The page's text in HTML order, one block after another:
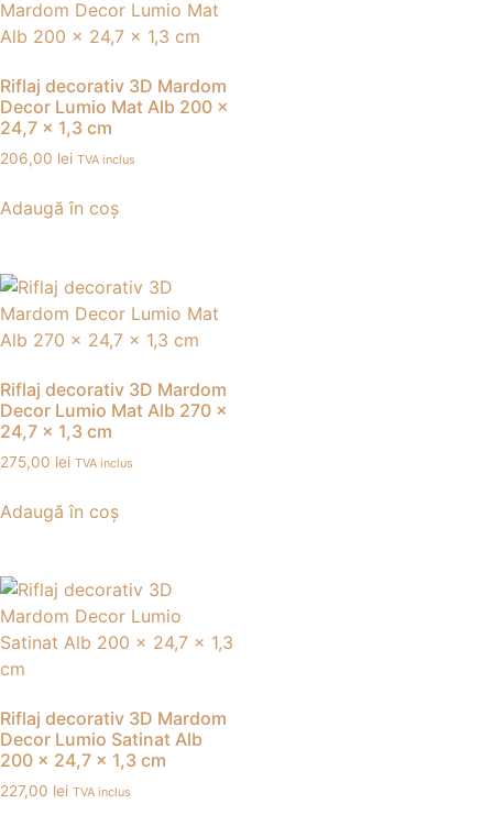
Riflaj decorativ 3D Mardom
Decor Lumio Mat Alb 200 x
24,7 x 1,3 cm
206,00 lei TVA inclus
Adaugă în coș
Riflaj decorativ 3D Mardom
Decor Lumio Mat Alb 270 x
24,7 x 1,3 cm
275,00 lei TVA inclus
Adaugă în coș
Riflaj decorativ 3D Mardom
Decor Lumio Satinat Alb
200 x 24,7 x 1,3 cm
227,00 lei TVA inclus